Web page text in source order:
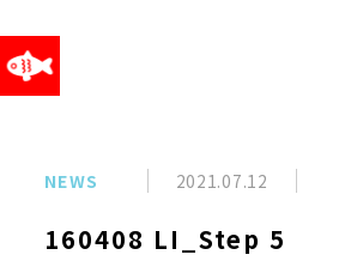
NEWS 2021.07.12
160408 LI_Step 5